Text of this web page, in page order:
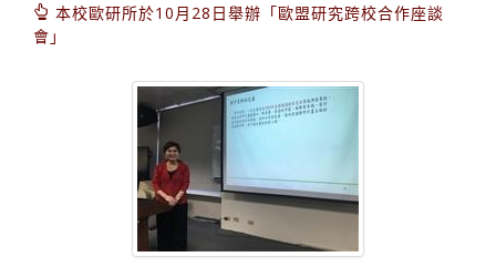
本校歐研所於10月28日舉辦「歐盟研究跨校合作座談
會」